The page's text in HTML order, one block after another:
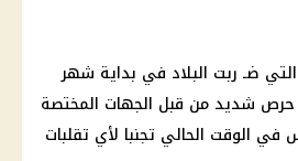
ضـ ربت البلاد في بداية شهر
حرص شديد من قبل الجهات المختصة
الوقت الحالي تجنبا لأي تقلبات